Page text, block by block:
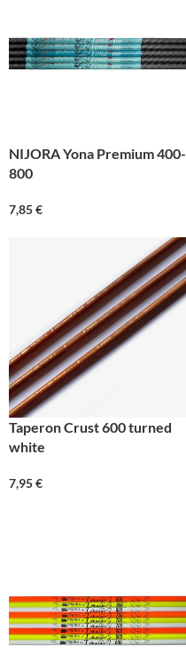
NIJORA Yona Premium 400-
800
7,85€
Taperon Crust 600 turned
white
7,95€